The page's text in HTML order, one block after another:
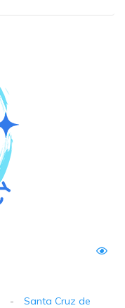
-
Santa Cruz de